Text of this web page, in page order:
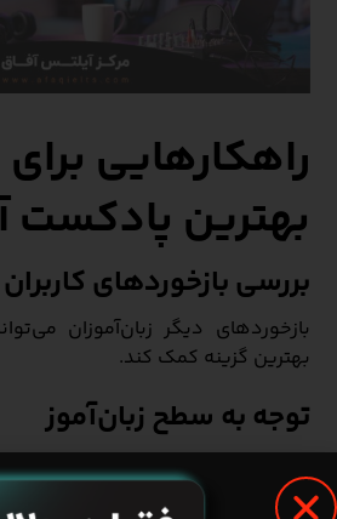
راهکارهایی
بهترین پادکست
بررسی بازخوردهای کاربران
بازخوردهای دیگر زبان‌آموزان
بهترین گزینه کمک کند.
توجه به سطح زبان‌آموز
داشته باشد.